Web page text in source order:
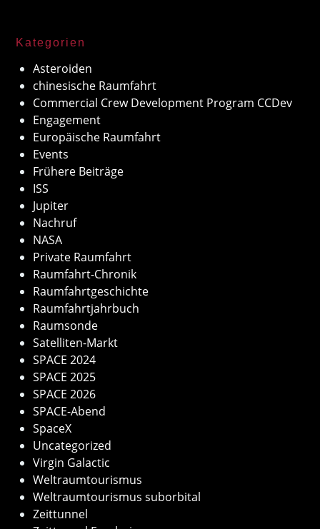
Kategorien
Asteroiden
chinesische Raumfahrt
Commercial Crew Development Program CCDev
Engagement
Europäische Raumfahrt
Events
Frühere Beiträge
ISS
Jupiter
Nachruf
NASA
Private Raumfahrt
Raumfahrt-Chronik
Raumfahrtgeschichte
Raumfahrtjahrbuch
Raumsonde
Satelliten-Markt
SPACE 2024
SPACE 2025
SPACE 2026
SPACE-Abend
SpaceX
Uncategorized
Virgin Galactic
Weltraumtourismus
Weltraumtourismus suborbital
Zeittunnel